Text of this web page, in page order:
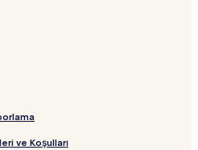
ve Koşulları